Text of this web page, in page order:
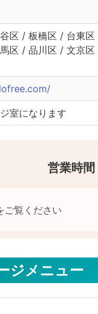
区 / 板橋区 / 台東
区 / 品川区 / 文京
室になります
営業時間
ジメニュー